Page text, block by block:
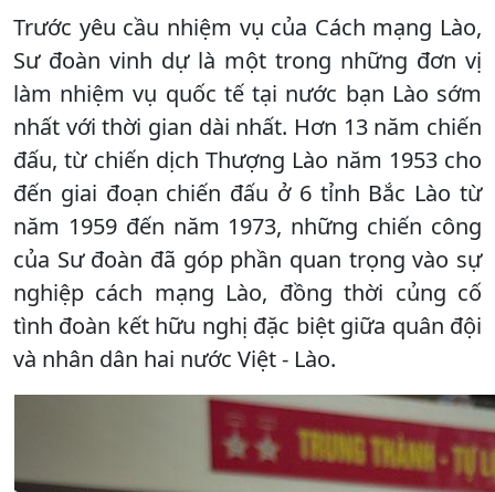
Trước yêu cầu nhiệm vụ của Cách mạng Lào,
Sư đoàn vinh dự là một trong những đơn vị
làm nhiệm vụ quốc tế tại nước bạn Lào sớm
nhất với thời gian dài nhất. Hơn 13 năm chiến
đấu, từ chiến dịch Thượng Lào năm 1953 cho
đến giai đoạn chiến đấu ở 6 tỉnh Bắc Lào từ
năm 1959 đến năm 1973, những chiến công
của Sư đoàn đã góp phần quan trọng vào sự
nghiệp cách mạng Lào, đồng thời củng cố
tình đoàn kết hữu nghị đặc biệt giữa quân đội
và nhân dân hai nước Việt - Lào.